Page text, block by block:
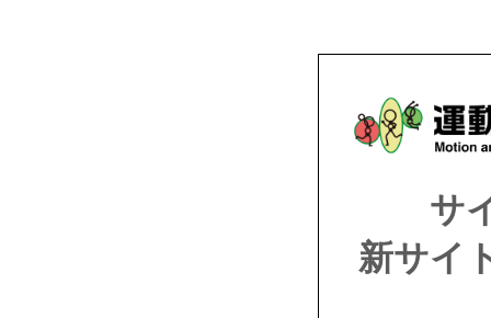
サ
新サイ